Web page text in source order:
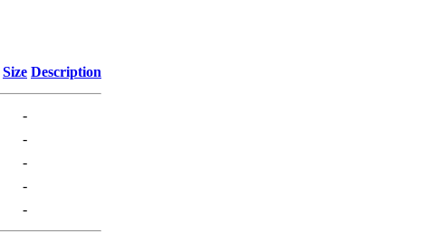
Size Description
-
-
-
-
-